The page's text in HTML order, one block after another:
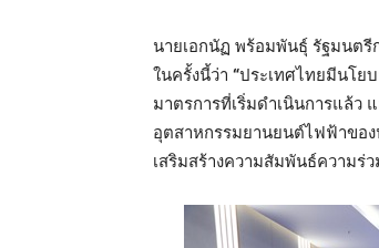
นายเอกนัฏ พร้อมพันธุ์ รัฐมนตรี
ในครั้งนี้ว่า “ประเทศไทยมีนโย
มาตรการที่เริ่มดำเนินการแล้ว
อุตสาหกรรมยานยนต์ไฟฟ้าขอ
เสริมสร้างความสัมพันธ์ความร่ว